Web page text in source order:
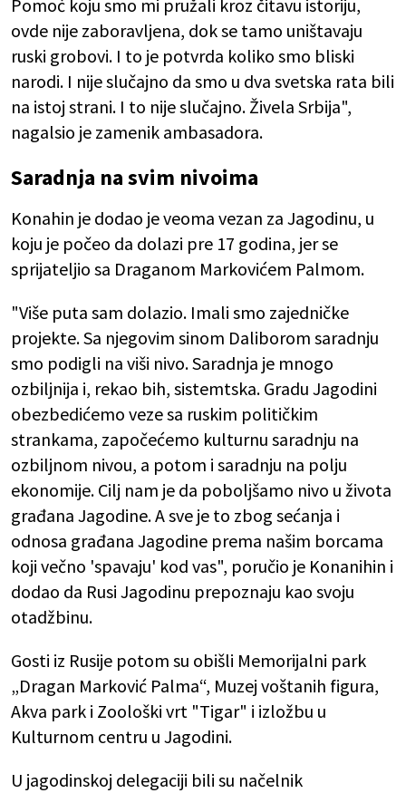
Pomoć koju smo mi pružali kroz čitavu istoriju,
ovde nije zaboravljena, dok se tamo uništavaju
ruski grobovi. I to je potvrda koliko smo bliski
narodi. I nije slučajno da smo u dva svetska rata bili
na istoj strani. I to nije slučajno. Živela Srbija",
nagalsio je zamenik ambasadora.
Saradnja na svim nivoima
Konahin je dodao je veoma vezan za Jagodinu, u
koju je počeo da dolazi pre 17 godina, jer se
sprijateljio sa Draganom Markovićem Palmom.
"Više puta sam dolazio. Imali smo zajedničke
projekte. Sa njegovim sinom Daliborom saradnju
smo podigli na viši nivo. Saradnja je mnogo
ozbiljnija i, rekao bih, sistemtska. Gradu Jagodini
obezbedićemo veze sa ruskim političkim
strankama, započećemo kulturnu saradnju na
ozbiljnom nivou, a potom i saradnju na polju
ekonomije. Cilj nam je da poboljšamo nivo u života
građana Jagodine. A sve je to zbog sećanja i
odnosa građana Jagodine prema našim borcama
koji večno 'spavaju' kod vas", poručio je Konanihin i
dodao da Rusi Jagodinu prepoznaju kao svoju
otadžbinu.
Gosti iz Rusije potom su obišli Memorijalni park
„Dragan Marković Palma“, Muzej voštanih figura,
Akva park i Zoološki vrt "Tigar" i izložbu u
Kulturnom centru u Jagodini.
U jagodinskoj delegaciji bili su načelnik